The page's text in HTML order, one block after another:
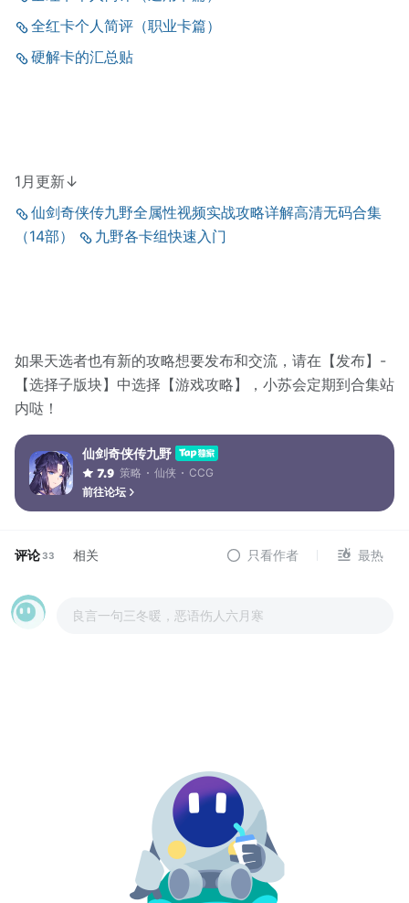
全红卡个人简评（职业卡篇）
硬解卡的汇总贴
1月更新↓
仙剑奇侠传九野全属性视频实战攻略详解高清无码合集
（14部）
九野各卡组快速入门
如果天选者也有新的攻略想要发布和交流，请在【发布】-
【选择子版块】中选择【游戏攻略】，小苏会定期到合集站
内哒！
仙剑奇侠传九野
7.9 策略 仙侠
CCG
前往论坛
评论33 相关 只看作者 最热
良言一句三冬暖，恶语伤人六月寒